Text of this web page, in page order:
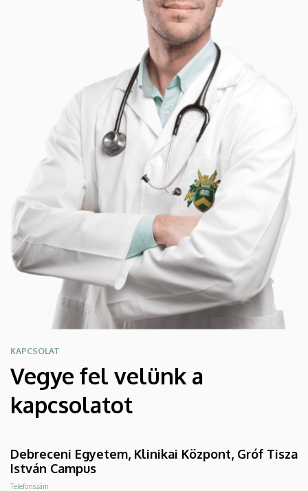
KAPCSOLAT
Vegye fel velünk a
kapcsolatot
Debreceni Egyetem, Klinikai Központ, Gróf Tisza
István Campus
Telefonszám